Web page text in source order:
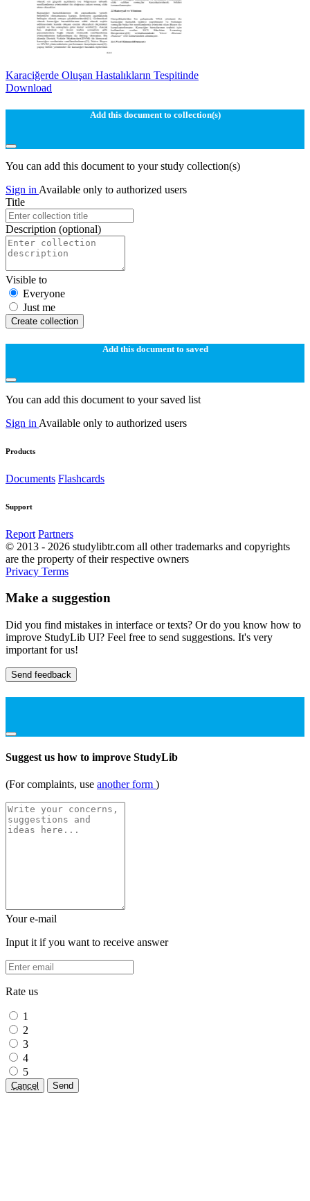
Karaciğerde Oluşan Hastalıkların Tespitinde
Download
Add this document to collection(s)
You can add this document to your study collection(s)
Sign in Available only to authorized users
Title
Description (optional)
Visible to
Everyone
Just me
Create collection
Add this document to saved
You can add this document to your saved list
Sign in Available only to authorized users
Products
Documents Flashcards
Support
Report Partners
© 2013 - 2026 studylibtr.com all other trademarks and copyrights
are the property of their respective owners
Privacy Terms
Make a suggestion
Did you find mistakes in interface or texts? Or do you know how to
improve StudyLib UI? Feel free to send suggestions. It's very
important for us!
Send feedback
Suggest us how to improve StudyLib
(For complaints, use another form )
Your e-mail
Input it if you want to receive answer
Rate us
1
2
3
4
5
Cancel Send